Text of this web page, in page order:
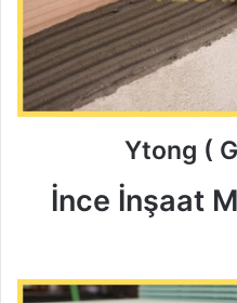
Ytong (
İnce İnşaat